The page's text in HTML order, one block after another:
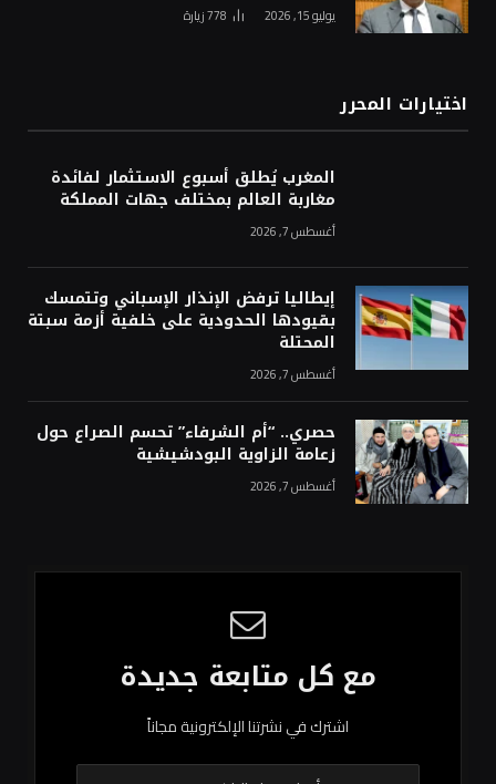
يوليو 15, 2026 778زيارة
اختيارات المحرر
المغرب يُطلق أسبوع الاستثمار لفائدة
مغاربة العالم بمختلف جهات المملكة
أغسطس 7, 2026
إيطاليا ترفض الإنذار الإسباني وتتمسك
بقيودها الحدودية على خلفية أزمة سبتة
المحتلة
أغسطس 7, 2026
حصري.. “أم الشرفاء” تحسم الصراع حول
زعامة الزاوية البودشيشية
أغسطس 7, 2026
مع كل متابعة جديدة
اشترك في نشرتنا الإلكترونية مجاناً